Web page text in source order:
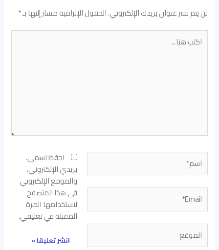
لن يتم نشر عنوان بريدك الإلكتروني.الحقول الإلزامية مشار إليها بـ*
اكتب
هنا...
اسم*
Email*
الموقع
احفظ اسمي،
بريدي الإلكتروني،
والموقع الإلكتروني
في هذا المتصفح
لاستخدامها المرة
المقبلة في تعليقي.